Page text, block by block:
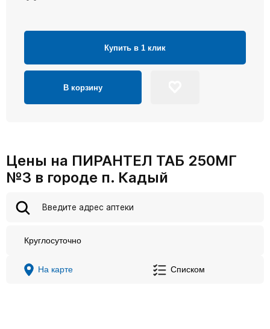
Купить в 1 клик
В корзину
Цены на ПИРАНТЕЛ ТАБ 250МГ
№3 в городе п. Кадый
Круглосуточно
На карте Списком